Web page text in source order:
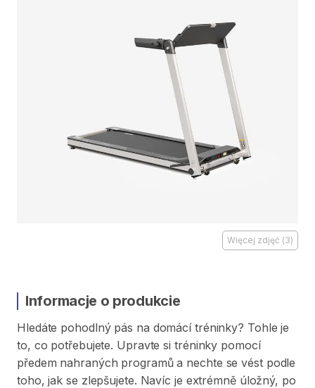
Więcej zdjęć (3)
Informacje o produkcie
Hledáte pohodlný pás na domácí tréninky? Tohle je
to​​​​,​ co potřebujete. Upravte si tréninky pomocí
předem nahraných programů a nechte se vést podle
toho​​​​,​ jak se zlepšujete. Navíc je extrémně úložný​​​​,​ po